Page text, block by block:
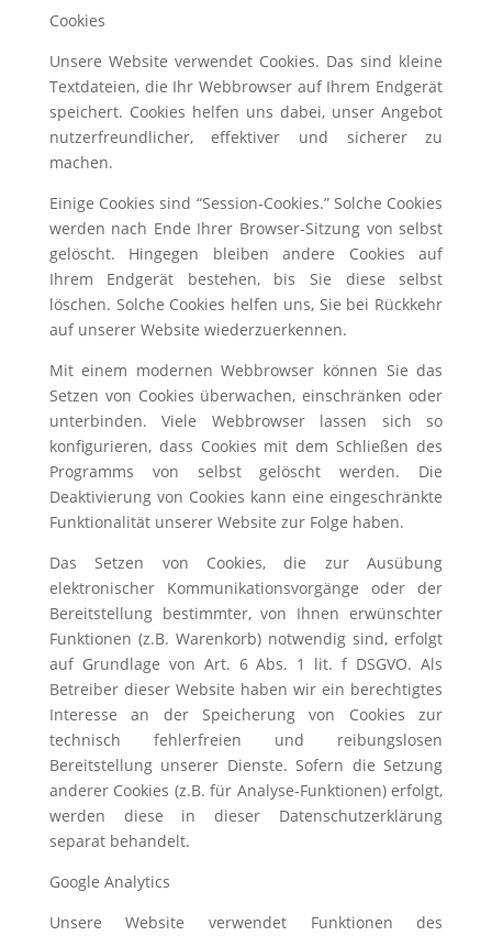
Cookies
Unsere Website verwendet Cookies. Das sind kleine
Textdateien, die Ihr Webbrowser auf Ihrem Endgerät
speichert. Cookies helfen uns dabei, unser Angebot
nutzerfreundlicher, effektiver und sicherer zu
machen.
Einige Cookies sind “Session-Cookies.” Solche Cookies
werden nach Ende Ihrer Browser-Sitzung von selbst
gelöscht. Hingegen bleiben andere Cookies auf
Ihrem Endgerät bestehen, bis Sie diese selbst
löschen. Solche Cookies helfen uns, Sie bei Rückkehr
auf unserer Website wiederzuerkennen.
Mit einem modernen Webbrowser können Sie das
Setzen von Cookies überwachen, einschränken oder
unterbinden. Viele Webbrowser lassen sich so
konfigurieren, dass Cookies mit dem Schließen des
Programms von selbst gelöscht werden. Die
Deaktivierung von Cookies kann eine eingeschränkte
Funktionalität unserer Website zur Folge haben.
Das Setzen von Cookies, die zur Ausübung
elektronischer Kommunikationsvorgänge oder der
Bereitstellung bestimmter, von Ihnen erwünschter
Funktionen (z.B. Warenkorb) notwendig sind, erfolgt
auf Grundlage von Art. 6 Abs. 1 lit. f DSGVO. Als
Betreiber dieser Website haben wir ein berechtigtes
Interesse an der Speicherung von Cookies zur
technisch fehlerfreien und reibungslosen
Bereitstellung unserer Dienste. Sofern die Setzung
anderer Cookies (z.B. für Analyse-Funktionen) erfolgt,
werden diese in dieser Datenschutzerklärung
separat behandelt.
Google Analytics
Unsere Website verwendet Funktionen des